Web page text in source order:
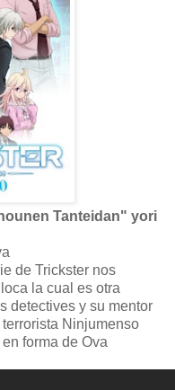
Tanteidan" yori
de Trickster nos
la cual es otra
detectives y su mentor
Ninjumenso
forma de Ova